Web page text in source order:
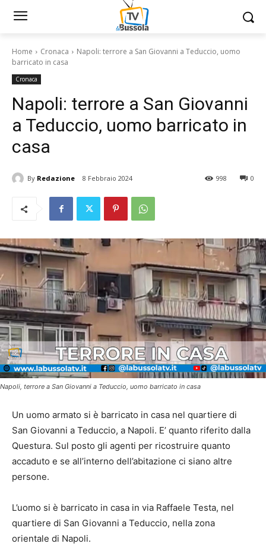
Home Cronaca
Napoli: terrore a San Giovanni a Teduccio, uomo
barricato in casa
Cronaca
Napoli: terrore a San Giovanni
a Teduccio, uomo barricato in
casa
By Redazione 8 Febbraio 2024 0
998
Napoli, terrore a San Giovanni a Teduccio, uomo barricato in casa
Un uomo armato si è barricato in casa nel quartiere di
San Giovanni a Teduccio, a Napoli. E’ quanto riferito dalla
Questura. Sul posto gli agenti per ricostruire quanto
accaduto e se all’interno dell’abitazione ci siano altre
persone.
L’uomo si è barricato in casa in via Raffaele Testa, nel
quartiere di San Giovanni a Teduccio, nella zona
orientale di Napoli.